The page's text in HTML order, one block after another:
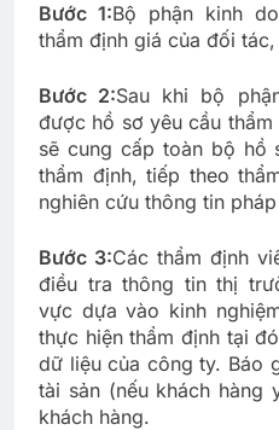
Bước 1:Bộ phận kinh
thẩm định giá của đối
Bước 2:Sau khi bộ
được hồ sơ yêu cầu
sẽ cung cấp toàn bộ hồ
thẩm định, tiếp theo
nghiên cứu thông tin
Bước 3:Các thẩm định
điều tra thông tin thị
vực dựa vào kinh
thực hiện thẩm định tại
dữ liệu của công ty. Báo
tài sản (nếu khách hàng
khách hàng.